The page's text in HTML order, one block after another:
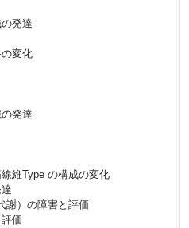
発達
変化
発達
維Type の構成の変化
謝）の障害と評価
価